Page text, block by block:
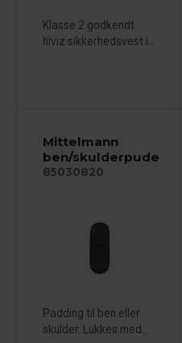
Klasse 2 godkendt
hiviz sikkerhedsvest i...
Mittelmann
ben/skulderpude
85030820
Padding til ben eller
skulder. Lukkes med...